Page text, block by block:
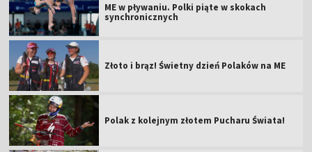
ME w pływaniu. Polki piąte w skokach
synchronicznych
Złoto i brąz! Świetny dzień Polaków na ME
Polak z kolejnym złotem Pucharu Świata!